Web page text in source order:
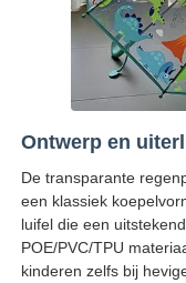
Alle Gevallen
golfparaplu's
Wandelende
Ontwerp en
De transparante
een klassiek
luifel die een
POE/PVC/TPU
kinderen zelfs bij